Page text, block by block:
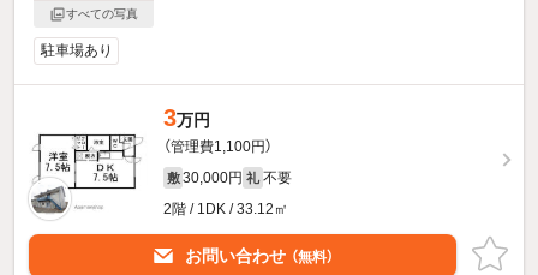
すべての写真
駐車場あり
3万円
（管理費1,100円）
敷 30,000円 礼 不要
2階 / 1DK / 33.12㎡
お問い合わせ （無料）